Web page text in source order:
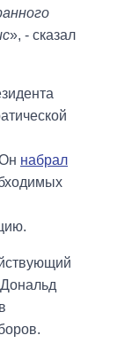
», - сказал
набрал